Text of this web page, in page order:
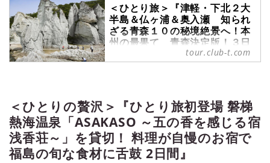
＜ひとり旅＞『津軽・下北２大
半島＆仏ヶ浦＆奥入瀬 知られ
ざる青森１０の秘境絶景へ！本
州の最果て 青森決定版！３日
間』 バス１人２席・１名１室
確約・バスガイド同行｜クラブ
＆仏ヶ浦＆奥入瀬 知られざる青森
１０の秘境絶景へ！本州の最果て
青森決定版！３日間』 バス１人２
席・１名１室確約・バスガイド同行
の紹介をしています。ツアー・旅行
tour.club-t.com
＜ひとりの贅沢＞『ひとり旅初登場 磐梯
熱海温泉「ASAKASO ～五の香を感じる宿
浅香荘～」を貸切！ 料理が自慢のお宿で
福島の旬な食材に舌鼓 2日間』